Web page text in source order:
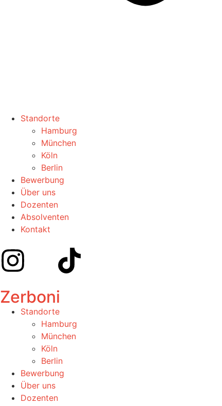
Standorte
Hamburg
München
Köln
Berlin
Bewerbung
Über uns
Dozenten
Absolventen
Kontakt
Zerboni
Standorte
Hamburg
München
Köln
Berlin
Bewerbung
Über uns
Dozenten